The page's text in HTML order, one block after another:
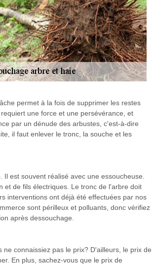
permet à la fois de supprimer les restes
une force et une persévérance, et
par un dénude des arbustes, c'est-à-dire
il faut enlever le tronc, la souche et les
est souvent réalisé avec une essoucheuse.
et de fils électriques. Le tronc de l'arbre doit
interventions ont déjà été effectuées par nos
sont périlleux et polluants, donc vérifiez
après dessouchage.
connaissiez pas le prix? D'ailleurs, le prix de
En plus, sachez-vous que le prix de